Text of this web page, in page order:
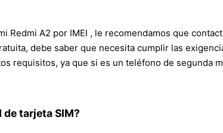
A2 por IMEI , le recomendamos que
debe saber que necesita cumplir las
requisitos, ya que si es un teléfono de segunda
de tarjeta SIM?